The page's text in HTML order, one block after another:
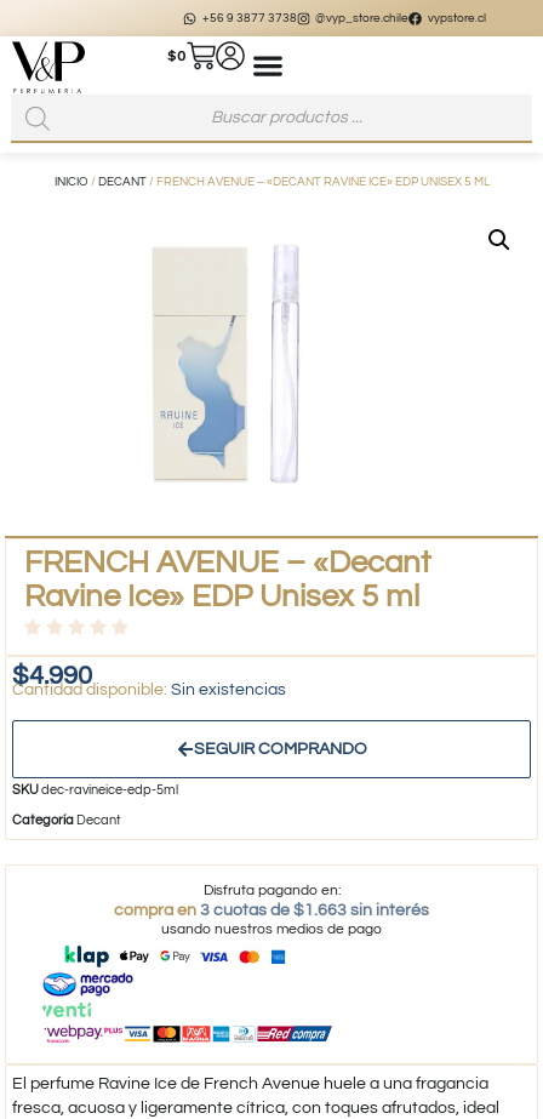
+56 9 3877 3738 @vyp_store.chile vypstore.cl
$0
INICIO / DECANT/ FRENCH AVENUE – «DECANT RAVINE ICE» EDP UNISEX 5 ML
FRENCH AVENUE – «Decant
Ravine Ice» EDP Unisex 5 ml
$4.990 Sin existencias
SEGUIR COMPRANDO
SKUdec-ravineice-edp-5ml
Categoría Decant
Disfruta pagando en:
compra en 3 cuotas de $1.663 sin interés
usando nuestros medios de pago
El perfume Ravine Ice de French Avenue huele a una fragancia
fresca, acuosa y ligeramente cítrica, con toques afrutados, ideal